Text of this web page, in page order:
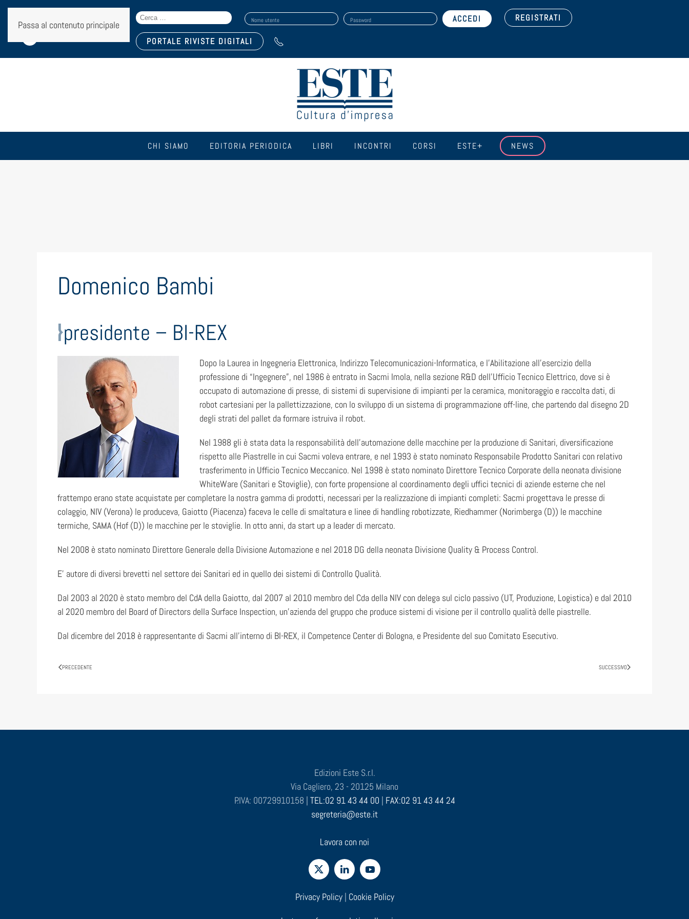
Passa al contenuto principale
Seguici sui social:
Search
for:
Nome utente Password REGISTRATI
PORTALE RIVISTE DIGITALI
CHI SIAMO EDITORIA PERIODICA LIBRI INCONTRI CORSI ESTE+ NEWS
Domenico Bambi
presidente – BI-REX
Dopo la Laurea in Ingegneria Elettronica, Indirizzo Telecomunicazioni-Informatica, e l’Abilitazione all’esercizio della
professione di “Ingegnere”, nel 1986 è entrato in Sacmi Imola, nella sezione R&D dell’Ufficio Tecnico Elettrico, dove si è
occupato di automazione di presse, di sistemi di supervisione di impianti per la ceramica, monitoraggio e raccolta dati, di
robot cartesiani per la pallettizzazione, con lo sviluppo di un sistema di programmazione off-line, che partendo dal disegno 2D
degli strati del pallet da formare istruiva il robot.
Nel 1988 gli è stata data la responsabilità dell’automazione delle macchine per la produzione di Sanitari, diversificazione
rispetto alle Piastrelle in cui Sacmi voleva entrare, e nel 1993 è stato nominato Responsabile Prodotto Sanitari con relativo
trasferimento in Ufficio Tecnico Meccanico. Nel 1998 è stato nominato Direttore Tecnico Corporate della neonata divisione
WhiteWare (Sanitari e Stoviglie), con forte propensione al coordinamento degli uffici tecnici di aziende esterne che nel
frattempo erano state acquistate per completare la nostra gamma di prodotti, necessari per la realizzazione di impianti completi: Sacmi progettava le presse di
colaggio, NIV (Verona) le produceva, Gaiotto (Piacenza) faceva le celle di smaltatura e linee di handling robotizzate, Riedhammer (Norimberga (D)) le macchine
termiche, SAMA (Hof (D)) le macchine per le stoviglie. In otto anni, da start up a leader di mercato.
Nel 2008 è stato nominato Direttore Generale della Divisione Automazione e nel 2018 DG della neonata Divisione Quality & Process Control.
E’ autore di diversi brevetti nel settore dei Sanitari ed in quello dei sistemi di Controllo Qualità.
Dal 2003 al 2020 è stato membro del CdA della Gaiotto, dal 2007 al 2010 membro del Cda della NIV con delega sul ciclo passivo (UT, Produzione, Logistica) e dal 2010
al 2020 membro del Board of Directors della Surface Inspection, un’azienda del gruppo che produce sistemi di visione per il controllo qualità delle piastrelle.
Dal dicembre del 2018 è rappresentante di Sacmi all’interno di BI-REX, il Competence Center di Bologna, e Presidente del suo Comitato Esecutivo.
PRECEDENTE SUCCESSIVO
Edizioni Este S.r.l.
Via Cagliero, 23 - 20125 Milano
P.IVA: 00729910158 | TEL:02 91 43 44 00 | FAX:02 91 43 44 24
segreteria@este.it
Lavora con noi
Privacy Policy| Cookie Policy